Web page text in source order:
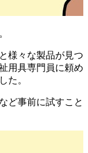
様々な製品が見つ
用具専門員に頼め
た。
ど事前に試すこと